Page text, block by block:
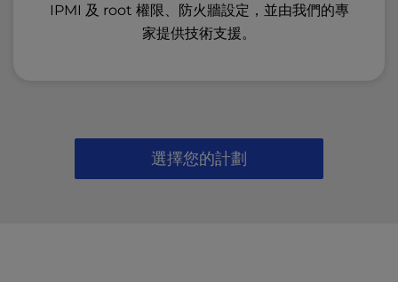
IPMI 及 root 權限、防火牆設定，並由我們的專
家提供技術支援。
選擇您的計劃